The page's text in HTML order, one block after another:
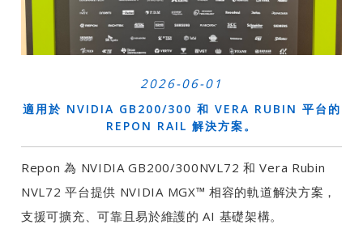
2026-06-01
適用於 NVIDIA GB200/300 和 VERA RUBIN 平台的
REPON RAIL 解決方案。
Repon 為 NVIDIA GB200/300NVL72 和 Vera Rubin
NVL72 平台提供 NVIDIA MGX™ 相容的軌道解決方案，
支援可擴充​​、可靠且易於維護的 AI 基礎架構。